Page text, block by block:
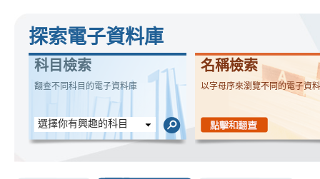
探索電子資料庫
科目檢索
翻查不同科目的電子資料庫
選擇你有興趣的科目
名稱檢索
以字母序來瀏覽不同的電子資